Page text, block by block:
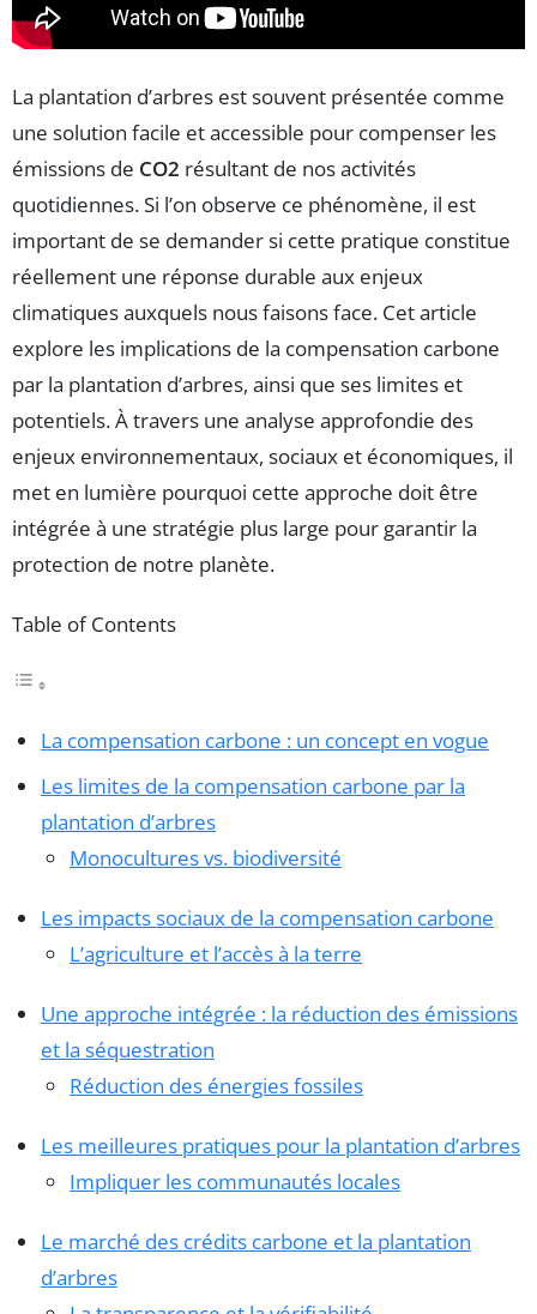
La plantation d’arbres est souvent présentée comme
une solution facile et accessible pour compenser les
émissions de CO2 résultant de nos activités
quotidiennes. Si l’on observe ce phénomène, il est
important de se demander si cette pratique constitue
réellement une réponse durable aux enjeux
climatiques auxquels nous faisons face. Cet article
explore les implications de la compensation carbone
par la plantation d’arbres, ainsi que ses limites et
potentiels. À travers une analyse approfondie des
enjeux environnementaux, sociaux et économiques, il
met en lumière pourquoi cette approche doit être
intégrée à une stratégie plus large pour garantir la
protection de notre planète.
Table of Contents
La compensation carbone : un concept en vogue
Les limites de la compensation carbone par la
plantation d’arbres
Monocultures vs. biodiversité
Les impacts sociaux de la compensation carbone
L’agriculture et l’accès à la terre
Une approche intégrée : la réduction des émissions
et la séquestration
Réduction des énergies fossiles
Les meilleures pratiques pour la plantation d’arbres
Impliquer les communautés locales
Le marché des crédits carbone et la plantation
d’arbres